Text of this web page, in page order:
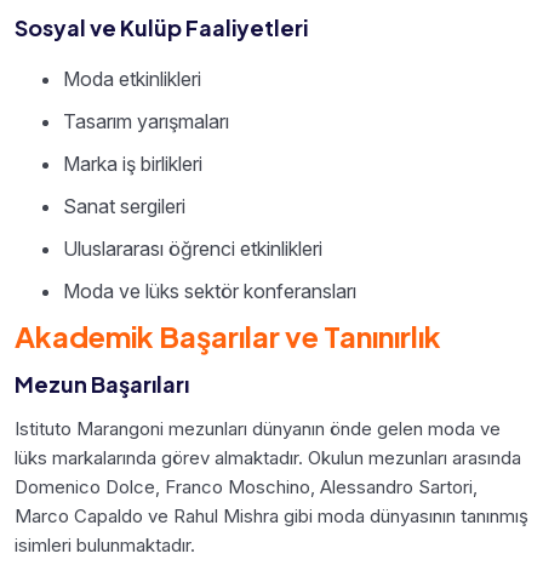
Sosyal ve Kulüp Faaliyetleri
Moda etkinlikleri
Tasarım yarışmaları
Marka iş birlikleri
Sanat sergileri
Uluslararası öğrenci etkinlikleri
Moda ve lüks sektör konferansları
Akademik Başarılar ve Tanınırlık
Mezun Başarıları
Istituto Marangoni mezunları dünyanın önde gelen moda ve
lüks markalarında görev almaktadır. Okulun mezunları arasında
Domenico Dolce, Franco Moschino, Alessandro Sartori,
Marco Capaldo ve Rahul Mishra gibi moda dünyasının tanınmış
isimleri bulunmaktadır.